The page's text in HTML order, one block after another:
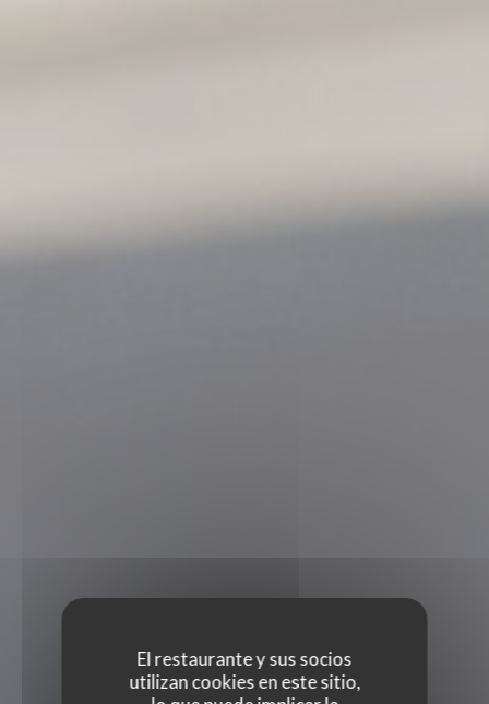
El restaurante y sus socios
utilizan cookies en este sitio,